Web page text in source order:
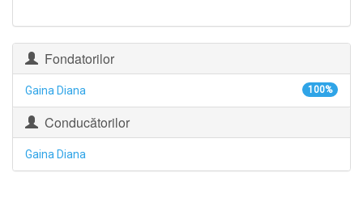
Fondatorilor
Gaina Diana 100%
Conducătorilor
Gaina Diana